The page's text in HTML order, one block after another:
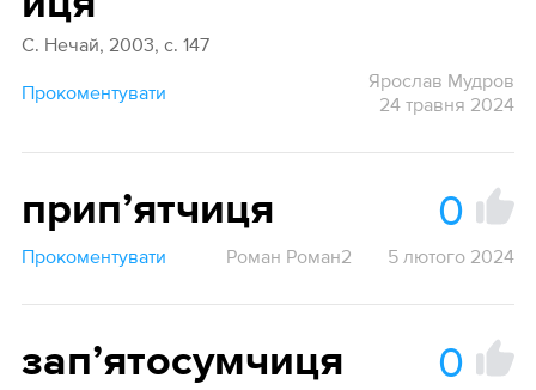
С. Нечай, 2003, с. 147
Прокоментувати
Ярослав Мудров
24 травня 2024
припʼятчиця 0
Прокоментувати Роман Роман2 5 лютого 2024
запʼятосумчиця 0